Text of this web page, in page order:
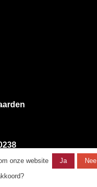
onze website
Ja Nee